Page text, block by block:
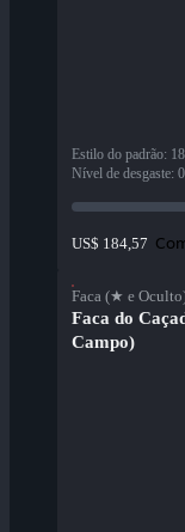
Estilo do padrão:
Nível de desgaste:
US$ 184,57
Faca (★ e
Faca do
Campo)